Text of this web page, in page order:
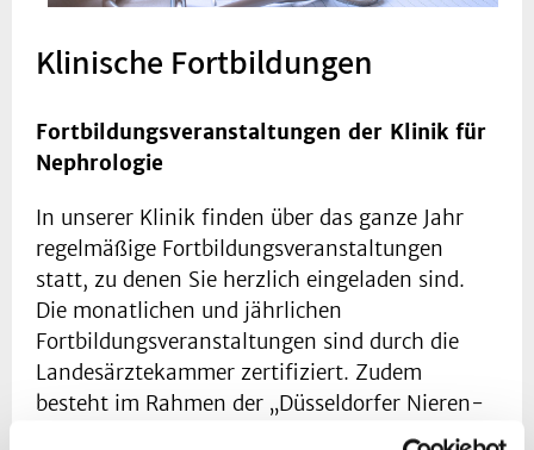
Klinische Fortbildungen
Fortbildungsveranstaltungen der Klinik für
Nephrologie
In unserer Klinik finden über das ganze Jahr
regelmäßige Fortbildungsveranstaltungen
statt, zu denen Sie herzlich eingeladen sind.
Die monatlichen und jährlichen
Fortbildungsveranstaltungen sind durch die
Landesärztekammer zertifiziert. Zudem
besteht im Rahmen der „Düsseldorfer Nieren-
und Hochdrucktage“ einmal jährlich in